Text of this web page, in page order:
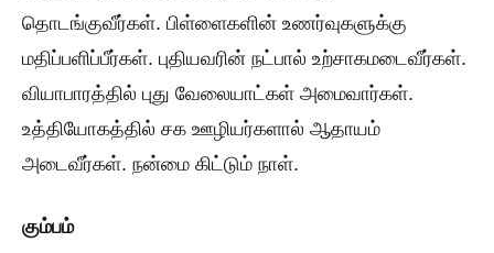
தொடங்குவீர்கள். பிள்ளைகளின் உணர்வுகளுக்கு
மதிப்பளிப்பீர்கள். புதியவரின் நட்பால் உற்சாகமடைவீர்கள்.
வியாபாரத்தில் புது வேலையாட்கள் அமைவார்கள்.
உத்தியோகத்தில் சக ஊழியர்களால் ஆதாயம்
அடைவீர்கள். நன்மை கிட்டும் நாள்.
கும்பம்